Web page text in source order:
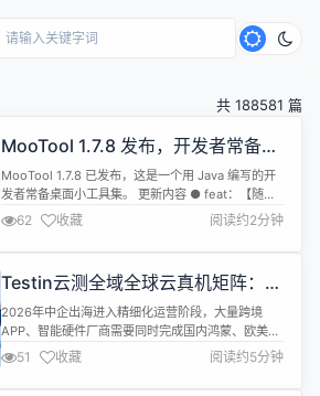
共 188581 篇
MooTool 1.7.8 发布，开发者常备小
工具
MooTool 1.7.8 已发布，这是一个用 Java 编写的开
发者常备桌面小工具集。 更新内容 ● feat：【随手
记】数据由数据库改为 txt 文件管理，支持文件夹与
Git 版本控制 ● feat：【JSON】参考随手记实现文
档化与 Git 化管理，新增文件夹工具栏操作 ● feat：
认）/创建时间排序...
62 收藏 阅读约2分钟
Testin云测全域全球云真机矩阵：AI
赋能出海应用高质量测试落地
2026年中企出海进入精细化运营阶段，大量跨境
APP、智能硬件厂商需要同时完成国内鸿蒙、欧美
iOS、东南亚安卓多终端兼容性验证，传统测试模式
暴露两大核心痛点：自建真机池投入高、机型覆盖不
全；海外单一云平台鸿蒙设备缺失、跨境时延高、自
51 收藏 阅读约5分钟